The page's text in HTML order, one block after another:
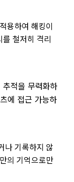
용하여 해킹이
철저히 격리
적을 무력화하
에 접근 가능하
나 기록하지 않
의 기억으로만